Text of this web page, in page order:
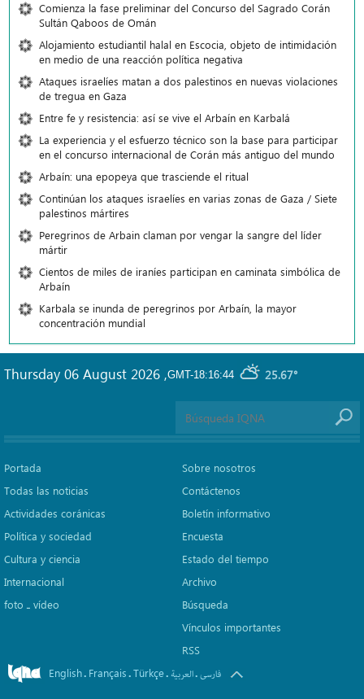
Comienza la fase preliminar del Concurso del Sagrado Corán
Sultán Qaboos de Omán
Alojamiento estudiantil halal en Escocia, objeto de intimidación
en medio de una reacción política negativa
Ataques israelíes matan a dos palestinos en nuevas violaciones
de tregua en Gaza
Entre fe y resistencia: así se vive el Arbaín en Karbalá
La experiencia y el esfuerzo técnico son la base para participar
en el concurso internacional de Corán más antiguo del mundo
Arbaín: una epopeya que trasciende el ritual
Continúan los ataques israelíes en varias zonas de Gaza / Siete
palestinos mártires
Peregrinos de Arbain claman por vengar la sangre del líder
mártir
Cientos de miles de iraníes participan en caminata simbólica de
Arbaín
Karbala se inunda de peregrinos por Arbaín, la mayor
concentración mundial
GMT-18:16:44 25.67°
Thursday 06 August 2026 ,
Portada
Todas las noticias
Actividades coránicas
Política y sociedad
Cultura y ciencia
Internacional
foto ـ vídeo
Sobre nosotros
Contáctenos
Boletín informativo
Encuesta
Estado del tiempo
Archivo
Búsqueda
Vínculos importantes
RSS
English. Français.Türkçe. العربیة.فارسی